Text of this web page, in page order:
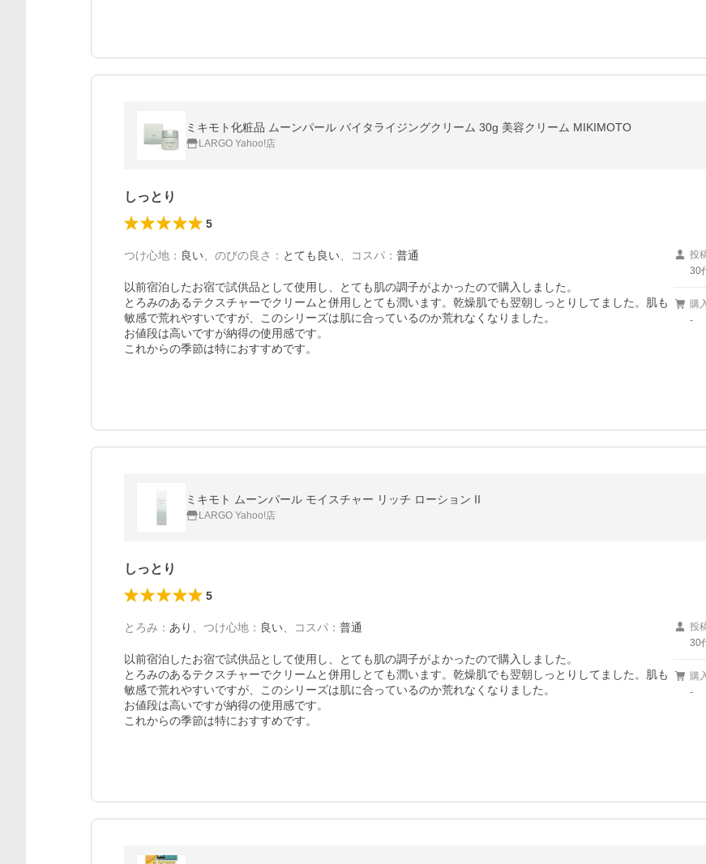
ミキモト化粧品 ムーンパール バイタライジングクリーム 30g 美容クリーム MIKIMOTO
LARGO Yahoo!店
しっとり
5
つけ心地 ： 良い のびの良さ ： とても良い コスパ ： 普通
以前宿泊したお宿で試供品として使用し、とても肌の調子がよかったので購入しました。
とろみのあるテクスチャーでクリームと併用しとても潤います。乾燥肌でも翌朝しっとりしてました。肌も
敏感で荒れやすいですが、このシリーズは肌に合っているのか荒れなくなりました。
お値段は高いですが納得の使用感です。
これからの季節は特におすすめです。
投
30
購
-
ミキモト ムーンパール モイスチャー リッチ ローション II
LARGO Yahoo!店
しっとり
5
とろみ ： あり つけ心地 ： 良い コスパ ： 普通
以前宿泊したお宿で試供品として使用し、とても肌の調子がよかったので購入しました。
とろみのあるテクスチャーでクリームと併用しとても潤います。乾燥肌でも翌朝しっとりしてました。肌も
敏感で荒れやすいですが、このシリーズは肌に合っているのか荒れなくなりました。
お値段は高いですが納得の使用感です。
これからの季節は特におすすめです。
投
30
購
-